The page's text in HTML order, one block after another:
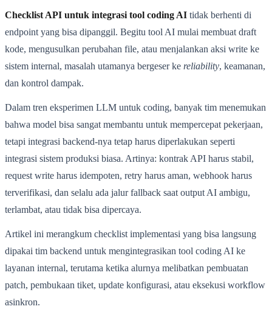
Checklist API untuk integrasi tool coding AI tidak berhenti di
endpoint yang bisa dipanggil. Begitu tool AI mulai membuat draft
kode, mengusulkan perubahan file, atau menjalankan aksi write ke
sistem internal, masalah utamanya bergeser ke reliability, keamanan,
dan kontrol dampak.
Dalam tren eksperimen LLM untuk coding, banyak tim menemukan
bahwa model bisa sangat membantu untuk mempercepat pekerjaan,
tetapi integrasi backend-nya tetap harus diperlakukan seperti
integrasi sistem produksi biasa. Artinya: kontrak API harus stabil,
request write harus idempoten, retry harus aman, webhook harus
terverifikasi, dan selalu ada jalur fallback saat output AI ambigu,
terlambat, atau tidak bisa dipercaya.
Artikel ini merangkum checklist implementasi yang bisa langsung
dipakai tim backend untuk mengintegrasikan tool coding AI ke
layanan internal, terutama ketika alurnya melibatkan pembuatan
patch, pembukaan tiket, update konfigurasi, atau eksekusi workflow
asinkron.